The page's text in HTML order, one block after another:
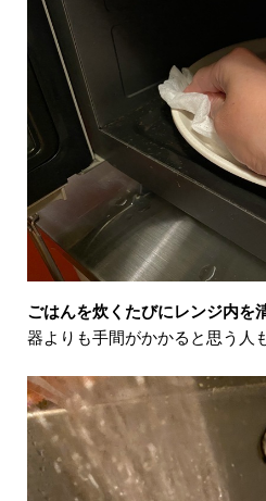
ごはんを炊くたびにレンジ内を
器よりも手間がかかると思う人